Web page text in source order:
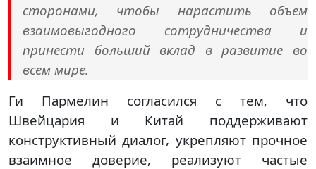
сторонами, чтобы нарастить объем
взаимовыгодного сотрудничества и
принести больший вклад в развитие во
всем мире.
Ги Пармелин согласился с тем, что
Швейцария и Китай поддерживают
конструктивный диалог, укрепляют прочное
взаимное доверие, реализуют частые